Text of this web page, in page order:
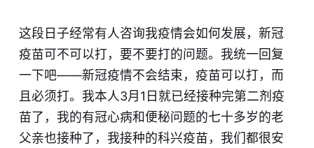
这段日子经常有人咨询我疫情会如何发展，新冠
疫苗可不可以打，要不要打的问题。我统一回复
一下吧——新冠疫情不会结束，疫苗可以打，而
且必须打。我本人3月1日就已经接种完第二剂疫
苗了，我的有冠心病和便秘问题的七十多岁的老
父亲也接种了，我接种的科兴疫苗，我们都很安